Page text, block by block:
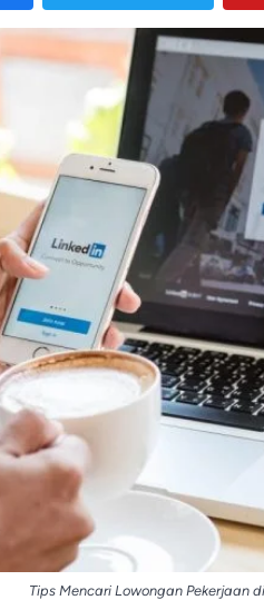
Tips Mencari Lowongan Pekerjaan